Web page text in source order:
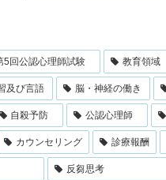
5回公認心理師試験 教育領域
及び言語 脳・神経の働き
自殺予防 公認心理師
カウンセリング 診療報酬
反芻思考